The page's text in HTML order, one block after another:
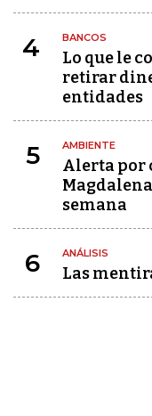
4 BANCOS
Lo que le
retirar
entidades
5 AMBIENTE
Alerta por
semana
6 ANÁLISIS
Las